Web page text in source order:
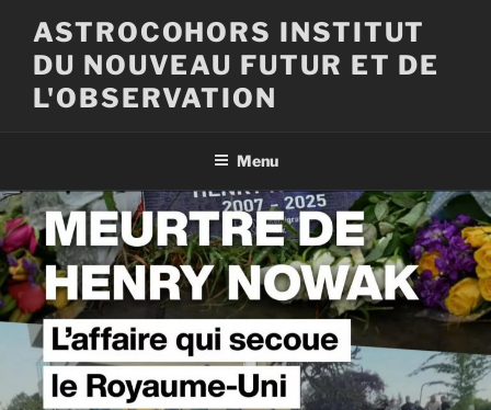
contenu
principal
ASTROCOHORS INSTITUT
DU NOUVEAU FUTUR ET DE
L'OBSERVATION
Menu